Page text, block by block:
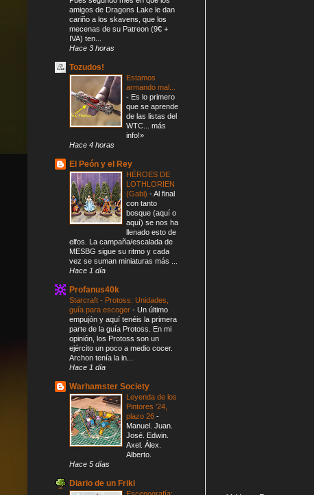
amigos de Dragons Lake le dan
cariño a los skavens, que los
mecenas de su Patreon (9€ +
IVA) ten...
Hace 3 horas
Tozudos!
Estamos
armando mal...
- Es lo primero
que se aprende
de las listas del
WTC... más
info!»
Hace 4 horas
El Peón y el Rey
HÉROES DE
LOTHLORIEN
(Gabi) -Al final
con tanto
bosque (aquí o
aquí) se nos ha
llenado esto de
elfos. La campaña/escalada de
MESBG sigue su ritmo y cada
vez se suman miniaturas más ...
Hace 1 día
Profanus40k
Starcraft - Protoss: Unidades,
guía para escoger - Un último
empujón y aquí tenéis la primera
parte de la guía Protoss. En mi
opinión, los Protoss son un
ejército un poco a medio cocer.
Archon tenía la in...
Hace 1 día
Warhamster Society
Leyenda de los
Pintores '24,
plazo 26 -
Manuel. Juan.
José. Edwin.
Axel. Álex.
Alberto.
Hace 5 días
Diario de un Friki